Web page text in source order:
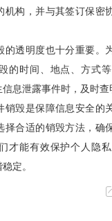
机构，并与其签订保密
的透明度也十分重要。
的时间、地点、方式
息泄露事件时，及时查
销毁是保障信息安全的
择合适的销毁方法，确
才能有效保护个人隐
定。